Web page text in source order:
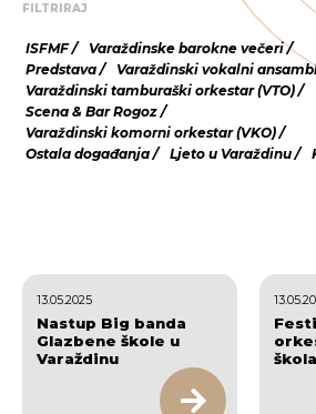
FILTRIRAJ
ISFMF
Varaždinske barokne večeri
Predstava
Varaždinski vokalni
Varaždinski tamburaški orkestar (VTO)
Scena & Bar Rogoz
Varaždinski komorni orkestar (VKO)
Ostala događanja
Ljeto u Varaždinu
Nastup Big banda
Glazbene škole u
Varaždinu
13.05.2025
škola